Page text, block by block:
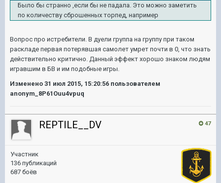
Было бы странно ,если бы не падала. Это можно заметить
по количеству сброшенных торпед, например
Вопрос про истребители. В дуели группа на группу при таком
раскладе первая потерявшая самолет умрет почти в 0, что знать
действительно критично. Данный эффект хорошо знаком людям
игравшим в БВ и им подобные игры.
Изменено 31 июл 2015, 15:20:56 пользователем
anonym_8P61Ouu4vpuq
47
REPTILE__DV
Участник
136 публикаций
687 боёв